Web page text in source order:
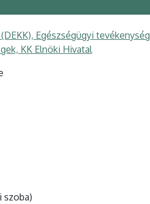
Egészségügyi tevékenység
KK Elnöki Hivatal